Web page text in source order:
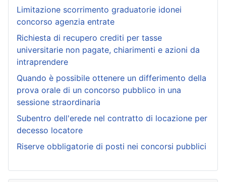
Limitazione scorrimento graduatorie idonei
concorso agenzia entrate
Richiesta di recupero crediti per tasse
universitarie non pagate, chiarimenti e azioni da
intraprendere
Quando è possibile ottenere un differimento della
prova orale di un concorso pubblico in una
sessione straordinaria
Subentro dell'erede nel contratto di locazione per
decesso locatore
Riserve obbligatorie di posti nei concorsi pubblici